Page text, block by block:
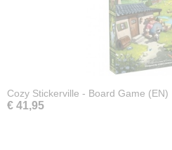
Cozy Stickerville - Board Game (EN)
€ 41,95